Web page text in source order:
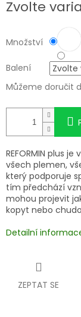
Zvolte
Množství
Balení
Můžeme doručit
REFORMIN plus
všech plemen,
který podporuje
tím předchází
mohou projevit
kopyt nebo
Detailní
ZEPTAT SE